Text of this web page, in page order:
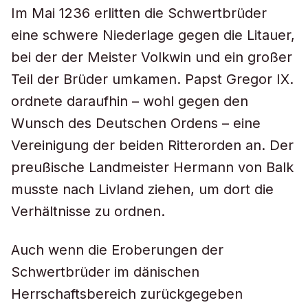
Im Mai 1236 erlitten die Schwertbrüder
eine schwere Niederlage gegen die Litauer,
bei der der Meister Volkwin und ein großer
Teil der Brüder umkamen. Papst Gregor IX.
ordnete daraufhin – wohl gegen den
Wunsch des Deutschen Ordens – eine
Vereinigung der beiden Ritterorden an. Der
preußische Landmeister Hermann von Balk
musste nach Livland ziehen, um dort die
Verhältnisse zu ordnen.
Auch wenn die Eroberungen der
Schwertbrüder im dänischen
Herrschaftsbereich zurückgegeben